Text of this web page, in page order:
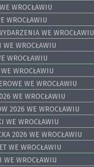
WROCŁAWIU
WROCŁAWIU
WE WROCŁAWIU
WE WROCŁAWIU
WROCŁAWIU
WROCŁAWIU
WE WROCŁAWIU
WE WROCŁAWIU
2026 WE WROCŁAWIU
WE WROCŁAWIU
2026 WE WROCŁAWIU
WE WROCŁAWIU
WE WROCŁAWIU